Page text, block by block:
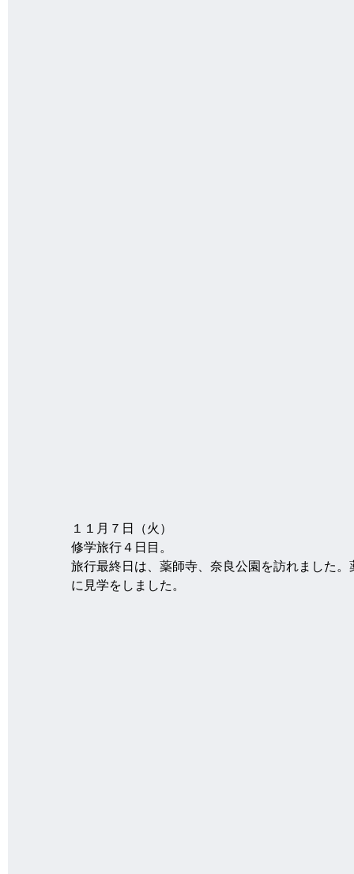
１１月７日（火）
修学旅行４日目。
旅行最終日は、薬師寺、奈良公園を訪れました
に見学をしました。